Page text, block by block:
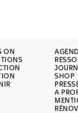
ON
SHOP
A